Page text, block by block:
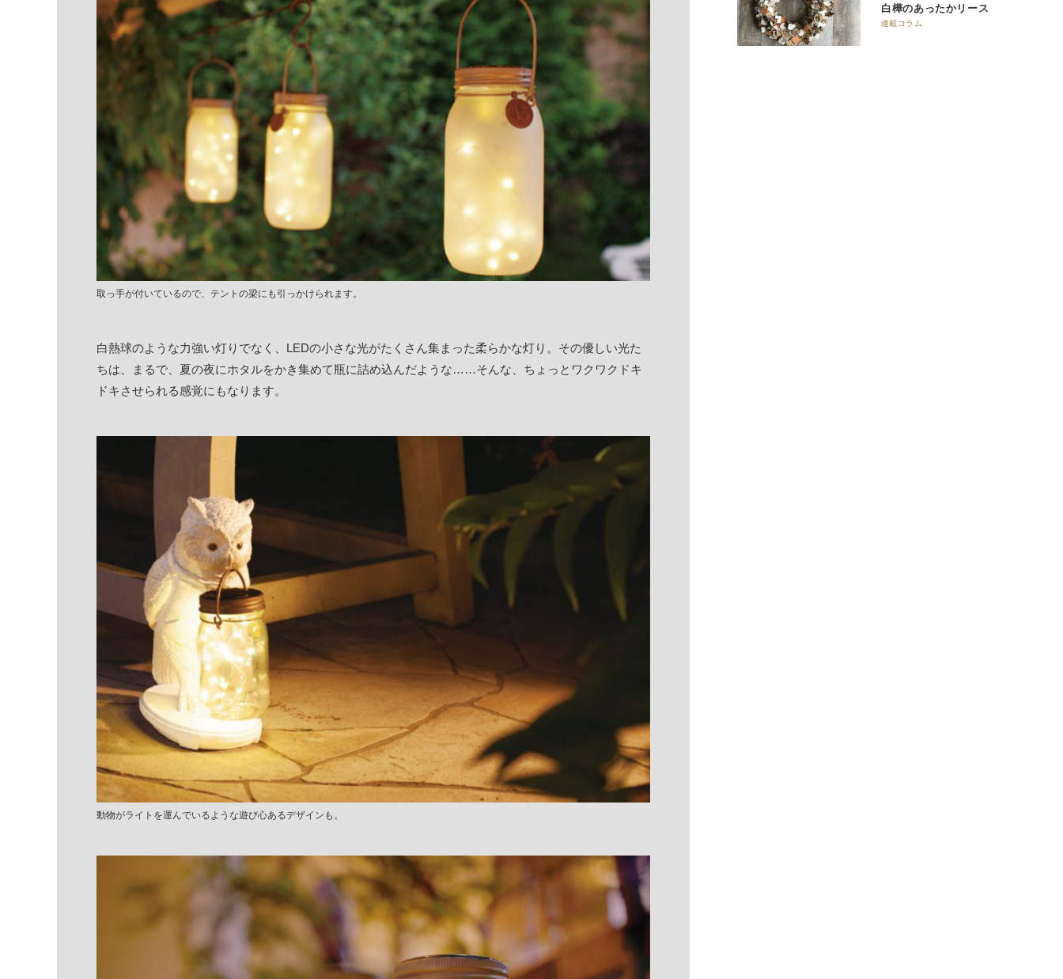
取っ手が付いているので、テントの梁にも引っかけられます。
白熱球のような力強い灯りでなく、LEDの小さな光がたくさん集まった柔らかな灯り。その優しい光た
ちは、まるで、夏の夜にホタルをかき集めて瓶に詰め込んだような……そんな、ちょっとワクワクドキ
ドキさせられる感覚にもなります。
動物がライトを運んでいるような遊び心あるデザインも。
白樺のあったかリース
連載コラム